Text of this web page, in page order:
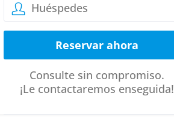
Huéspedes
Consulte sin compromiso.
¡Le contactaremos enseguida!